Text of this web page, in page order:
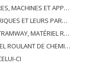
MÉCANIQUES; PARTIES DE CELLES-CI
DES IMAGES ET DU SON EN TÉLÉVISION, PIÈCES ET ACCESSOIRES DE TELS ARTICLES
DE SIGNALISATION DE TRAFIC MÉCANIQUE (Y COMPRIS ÉLECTRO-MÉCANIQUE) DE TOUS TYPES
ET LEURS PIÈCES ET ACCESSOIRES
CI